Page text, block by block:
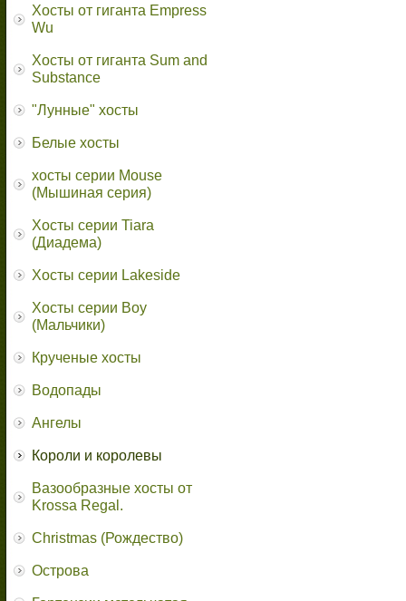
Хосты от гиганта Empress
Wu
Хосты от гиганта Sum and
Substance
"Лунные" хосты
Белые хосты
хосты серии Mouse
(Мышиная серия)
Хосты серии Tiara
(Диадема)
Хосты серии Lakeside
Хосты серии Boy
(Мальчики)
Крученые хосты
Водопады
Ангелы
Короли и королевы
Вазообразные хосты от
Krossa Regal.
Christmas (Рождество)
Острова